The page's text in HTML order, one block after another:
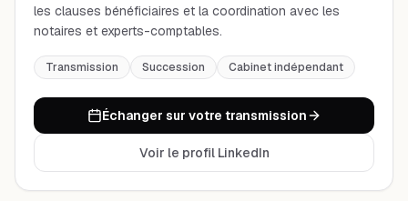
les clauses bénéficiaires et la coordination avec les
notaires et experts-comptables.
Transmission Succession Cabinet indépendant
Échanger sur votre transmission
Voir le profil LinkedIn